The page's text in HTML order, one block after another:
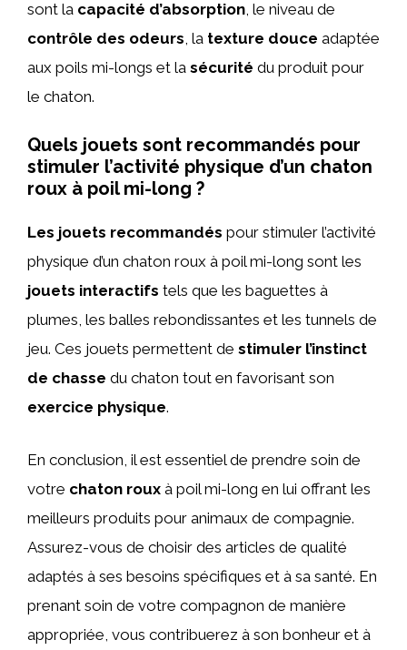
sont la capacité d’absorption , le niveau de
contrôle des odeurs , la texture douce adaptée
aux poils mi-longs et la sécurité du produit pour
le chaton.
Quels jouets sont recommandés pour
stimuler l’activité physique d’un chaton
roux à poil mi-long ?
Les jouets recommandés pour stimuler l’activité
physique d’un chaton roux à poil mi-long sont les
jouets interactifs tels que les baguettes à
plumes, les balles rebondissantes et les tunnels de
jeu. Ces jouets permettent de stimuler l’instinct
de chasse du chaton tout en favorisant son
exercice physique.
En conclusion, il est essentiel de prendre soin de
votre chaton roux à poil mi-long en lui offrant les
meilleurs produits pour animaux de compagnie.
Assurez-vous de choisir des articles de qualité
adaptés à ses besoins spécifiques et à sa santé. En
prenant soin de votre compagnon de manière
appropriée, vous contribuerez à son bonheur et à